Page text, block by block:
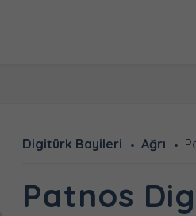
Digitürk Bayileri Ağrı
Patnos